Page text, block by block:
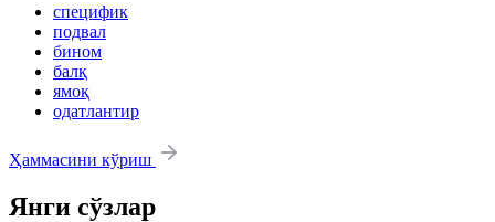
специфик
подвал
бином
балқ
ямоқ
одатлантир
Ҳаммасини кўриш
Янги сўзлар